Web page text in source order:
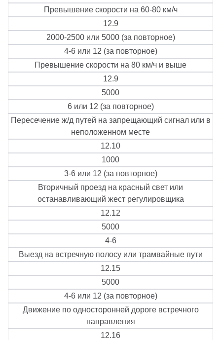
Превышение скорости на 60-80 км/ч
12.9
2000-2500 или 5000 (за повторное)
4-6 или 12 (за повторное)
Превышение скорости на 80 км/ч и выше
12.9
5000
6 или 12 (за повторное)
Пересечение ж/д путей на запрещающий сигнал или в
неположенном месте
12.10
1000
3-6 или 12 (за повторное)
Вторичный проезд на красный свет или
останавливающий жест регулировщика
12.12
5000
4-6
Выезд на встречную полосу или трамвайные пути
12.15
5000
4-6 или 12 (за повторное)
Движение по односторонней дороге встречного
направления
12.16